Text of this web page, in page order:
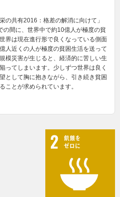
の共有2016：格差の解消に向けて」
間に、世界中で約10億人が極度の貧
界は現在進行形で良くなっている側面
人近くの人が極度の貧困生活を送って
模災害が生じると、経済的に苦しい生
ってしまいます。少しずつ世界は良く
として胸に抱きながら、引き続き貧困
ことが求められています。